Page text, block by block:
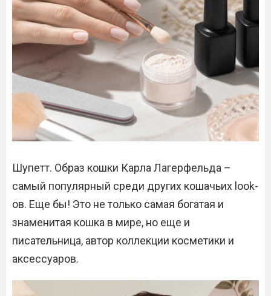
Шупетт. Образ кошки Карла Лагерфельда –
самый популярный среди других кошачьих look-
ов. Еще бы! Это не только самая богатая и
знаменитая кошка в мире, но еще и
писательница, автор коллекции косметики и
аксессуаров.